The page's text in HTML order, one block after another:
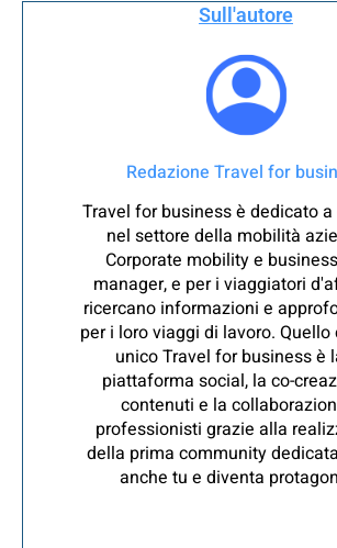
Sull'autore
Redazione Travel for
Travel for business è dedicato
nel settore della mobilità
Corporate mobility e
manager, e per i viaggiatori
ricercano informazioni e
per i loro viaggi di lavoro. Quello
unico Travel for business è
piattaforma social, la co-
contenuti e la
professionisti grazie alla
della prima community
anche tu e diventa